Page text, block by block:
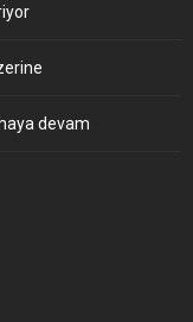
devam